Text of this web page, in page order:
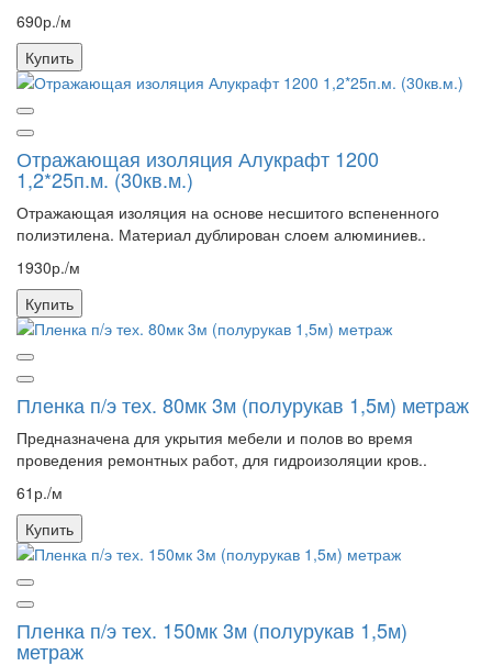
690р./м
Купить
Отражающая изоляция Алукрафт 1200
1,2*25п.м. (30кв.м.)
Отражающая изоляция на основе несшитого вспененного
полиэтилена. Материал дублирован слоем алюминиев..
1930р./м
Купить
Пленка п/э тех. 80мк 3м (полурукав 1,5м) метраж
Предназначена для укрытия мебели и полов во время
проведения ремонтных работ, для гидроизоляции кров..
61р./м
Купить
Пленка п/э тех. 150мк 3м (полурукав 1,5м)
метраж